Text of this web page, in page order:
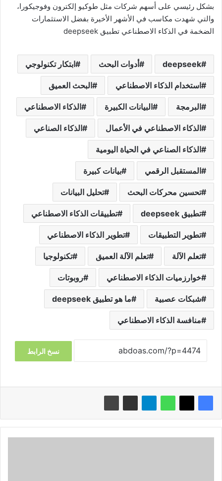
بشكل رئيسي على أسهم شركات مثل طوكيو إلكترون وفوجيكورا،
والتي شهدت مكاسب في الأشهر الأخيرة بفضل الاستثمارات
الضخمة في الذكاء الاصطناعي تطبيق deepseek
deepseek أدوات البحث ابتكار تكنولوجي
استخدام الذكاء الاصطناعي البحث العميق
البرمجة البيانات الكبيرة الذكاء الاصطناعي
الذكاء الاصطناعي في الأعمال الذكاء الصناعي
الذكاء الصناعي في الحياة اليومية
المستقبل الرقمي بيانات كبيرة
تحسين محركات البحث تحليل البيانات
تطبيق deepseek تطبيقات الذكاء الاصطناعي
تطوير التطبيقات تطوير الذكاء الاصطناعي
تعلم الآلة تعلم الآلة العميق تكنولوجيا
خوارزميات الذكاء الاصطناعي روبوتات
شبكات عصبية ما هو تطبيق deepseek
منافسة الذكاء الاصطناعي
نسخ الرابط